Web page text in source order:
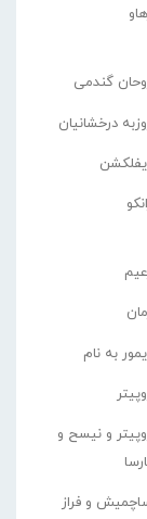
گندمی
درخشانیان
به نام
و نیسح و
و فراز